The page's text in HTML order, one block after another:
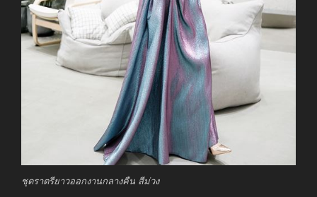
ชุดราตรียาวออกงานกลางคืน สีม่วง